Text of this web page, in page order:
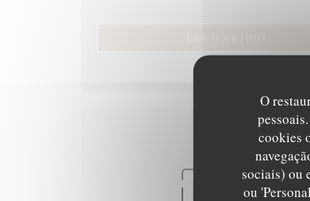
O
cookies
sociais) ou
ou